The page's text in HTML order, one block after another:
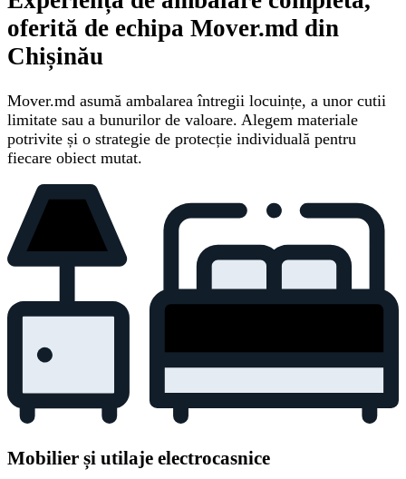
oferită de echipa Mover.md din
Chișinău
Mover.md asumă ambalarea întregii locuințe, a unor cutii
limitate sau a bunurilor de valoare. Alegem materiale
potrivite și o strategie de protecție individuală pentru
fiecare obiect mutat.
Mobilier și utilaje electrocasnice